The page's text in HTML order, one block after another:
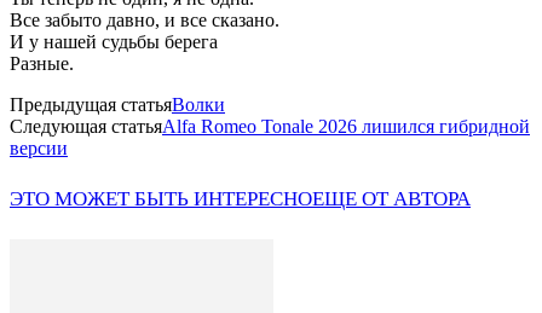
Все забыто давно, и все сказано.
И у нашей судьбы берега
Разные.
Предыдущая статьяВолки
Следующая статьяAlfa Romeo Tonale 2026 лишился гибридной
версии
ЭТО МОЖЕТ БЫТЬ ИНТЕРЕСНОЕЩЕ ОТ АВТОРА